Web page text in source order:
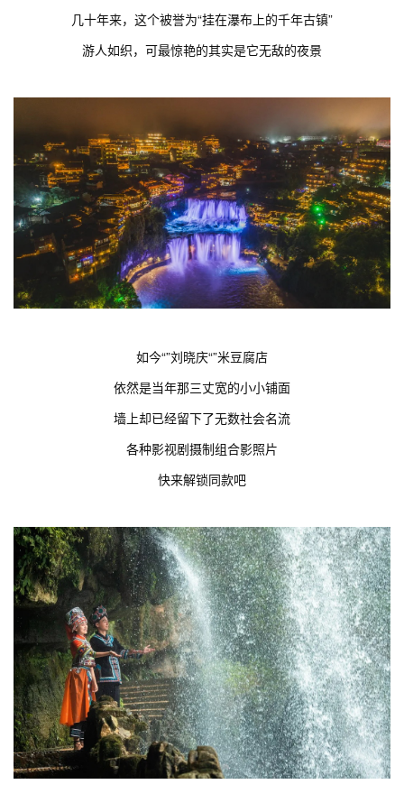
几十年来，这个被誉为“挂在瀑布上的千年古镇”
游人如织，可最惊艳的其实是它无敌的夜景
如今“”刘晓庆“”米豆腐店
依然是当年那三丈宽的小小铺面
墙上却已经留下了无数社会名流
各种影视剧摄制组合影照片
快来解锁同款吧